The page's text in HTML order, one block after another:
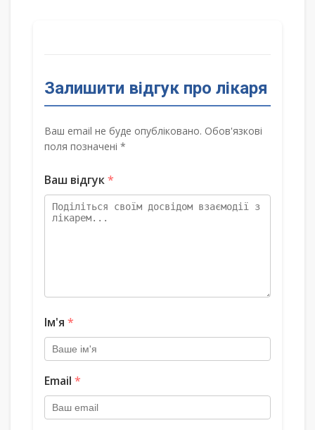
Залишити відгук про лікаря
Ваш email не буде опубліковано. Обов'язкові
поля позначені *
Ваш відгук*
Ім'я *
Email *